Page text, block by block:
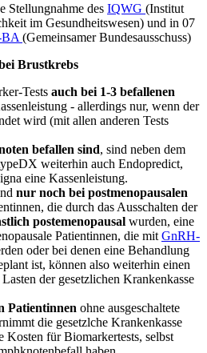
Stellungnahme des IQWG (Institut
im Gesundheitswesen) und in 07
(Gemeinsamer Bundesausschuss)
Brustkrebs
Tests auch bei 1-3 befallenen
- allerdings nur, wenn der
wird (mit allen anderen Tests
befallen sind, sind neben dem
weiterhin auch Endopredict,
eine Kassenleistung.
nur noch bei postmenopausalen
die durch das Ausschalten der
postemenopausal wurden, eine
Patientinnen, die mit GnRH-
oder bei denen eine Behandlung
ist, können also weiterhin einen
der gesetzlichen Krankenkasse
Patientinnen ohne ausgeschaltete
die gesetzlche Krankenkasse
Kosten für Biomarkertests, selbst